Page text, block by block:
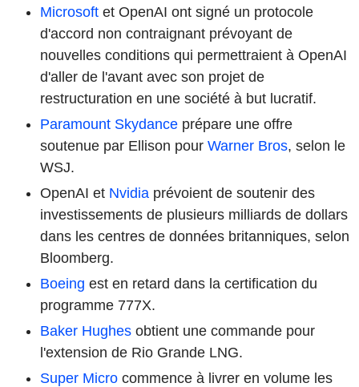
Microsoft et OpenAI ont signé un protocole
d'accord non contraignant prévoyant de
nouvelles conditions qui permettraient à OpenAI
d'aller de l'avant avec son projet de
restructuration en une société à but lucratif.
Paramount Skydance prépare une offre
soutenue par Ellison pour Warner Bros, selon le
WSJ.
OpenAI et Nvidia prévoient de soutenir des
investissements de plusieurs milliards de dollars
dans les centres de données britanniques, selon
Bloomberg.
Boeing est en retard dans la certification du
programme 777X.
Baker Hughes obtient une commande pour
l'extension de Rio Grande LNG.
Super Micro commence à livrer en volume les